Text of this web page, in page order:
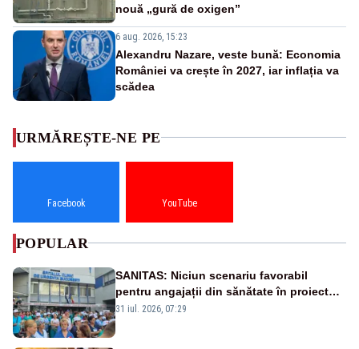
nouă „gură de oxigen”
6 aug. 2026, 15:23
Alexandru Nazare, veste bună: Economia
României va crește în 2027, iar inflația va
scădea
URMĂREȘTE-NE PE
Facebook YouTube
POPULAR
SANITAS: Niciun scenariu favorabil
pentru angajații din sănătate în proiectul
Legii salarizării
31 iul. 2026, 07:29